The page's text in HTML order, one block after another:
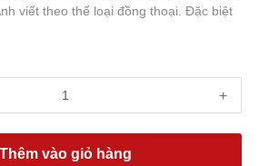
viết theo thể loại đồng thoại. Đặc biệt
+
Thêm vào giỏ hàng